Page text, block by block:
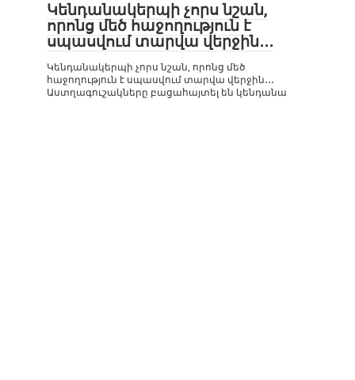
Կենդանակերպի չորս նշան,
որոնց մեծ հաջողություն է
սպասվում տարվա վերջին․․․
Կենդանակերպի չորս նշան, որոնց մեծ
հաջողություն է սպասվում տարվա վերջին․․․
Աստղագուշակները բացահայտել են կենդանա